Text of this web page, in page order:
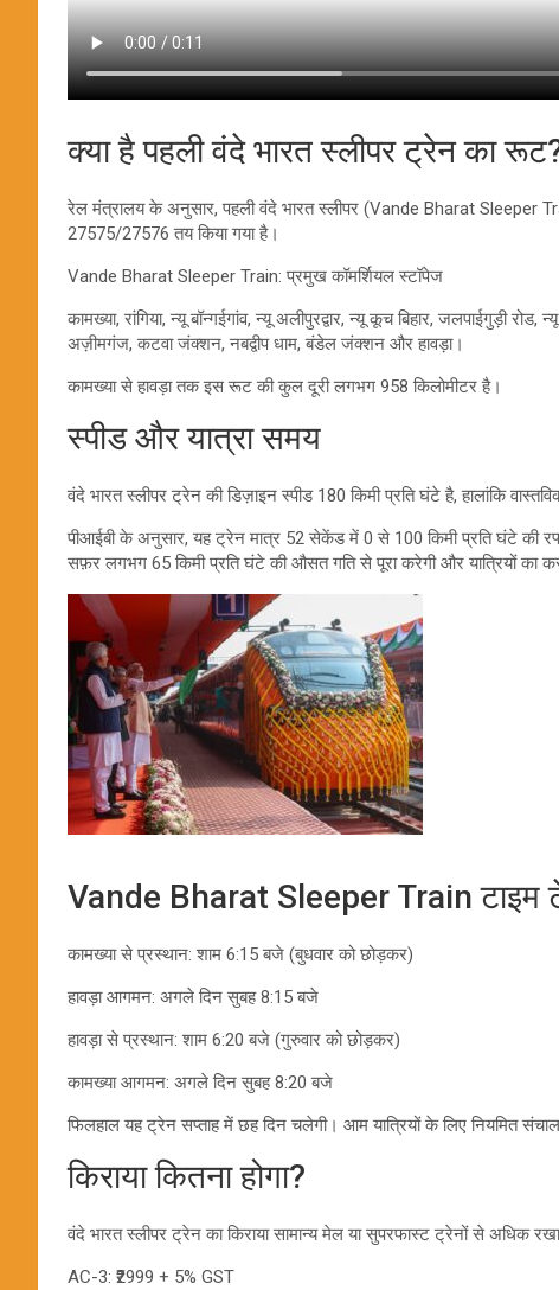
क्या है पहली वंदे भारत स्लीपर ट्रेन का
रेल मंत्रालय के अनुसार, पहली वंदे भारत स्लीपर (Vande Bharat Sleeper
27575/27576 तय किया गया है।
Vande Bharat Sleeper Train: प्रमुख कॉमर्शियल स्टॉपेज
कामख्या, रांगिया, न्यू बॉन्गईगांव, न्यू अलीपुरद्वार, न्यू कूच बिहार, जलपाईगुड़ी
अज़ीमगंज, कटवा जंक्शन, नबद्वीप धाम, बंडेल जंक्शन और हावड़ा।
कामख्या से हावड़ा तक इस रूट की कुल दूरी लगभग 958 किलोमीटर है।
स्पीड और यात्रा समय
वंदे भारत स्लीपर ट्रेन की डिज़ाइन स्पीड 180 किमी प्रति घंटे है, हालांकि
पीआईबी के अनुसार, यह ट्रेन मात्र 52 सेकेंड में 0 से 100 किमी प्रति घंटे की
सफ़र लगभग 65 किमी प्रति घंटे की औसत गति से पूरा करेगी और यात्रियों का
Vande Bharat Sleeper Train टाइम
कामख्या से प्रस्थान: शाम 6:15 बजे (बुधवार को छोड़कर)
हावड़ा आगमन: अगले दिन सुबह 8:15 बजे
हावड़ा से प्रस्थान: शाम 6:20 बजे (गुरुवार को छोड़कर)
कामख्या आगमन: अगले दिन सुबह 8:20 बजे
फिलहाल यह ट्रेन सप्ताह में छह दिन चलेगी। आम यात्रियों के लिए नियमित
किराया कितना होगा?
वंदे भारत स्लीपर ट्रेन का किराया सामान्य मेल या सुपरफास्ट ट्रेनों से अधिक
AC-3: ₹2999 + 5% GST